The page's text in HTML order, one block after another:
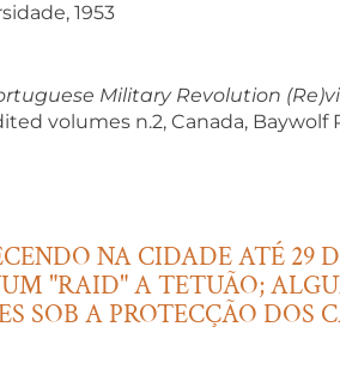
1953
Military Revolution
volumes n.2, Canada, Baywolf
NA CIDADE ATÉ 29
"RAID" A TETUÃO;
SOB A PROTECÇÃO DOS